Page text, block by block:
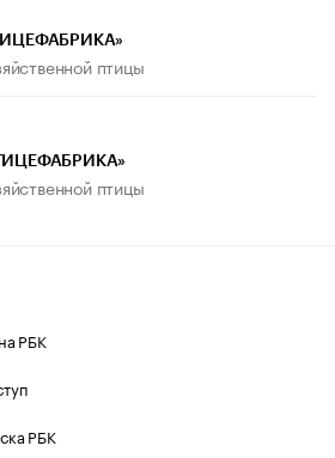
птицы
птицы
РБК
РБК